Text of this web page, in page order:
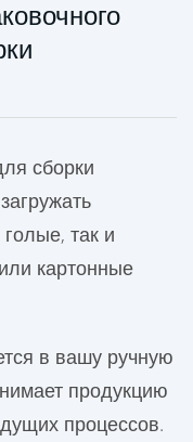
сборки
так и
картонные
в вашу ручную
продукцию
процессов.